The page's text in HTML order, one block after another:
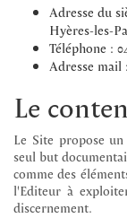
Adresse du
Hyères-les-
Téléphone :
Adresse mail
Le
Le Site propose
seul but
comme des
l'Editeur à
discernement.